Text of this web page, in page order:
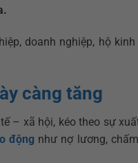
doanh nghiệp, hộ
càng tăng
– xã hội, kéo theo sự
động như nợ lương,